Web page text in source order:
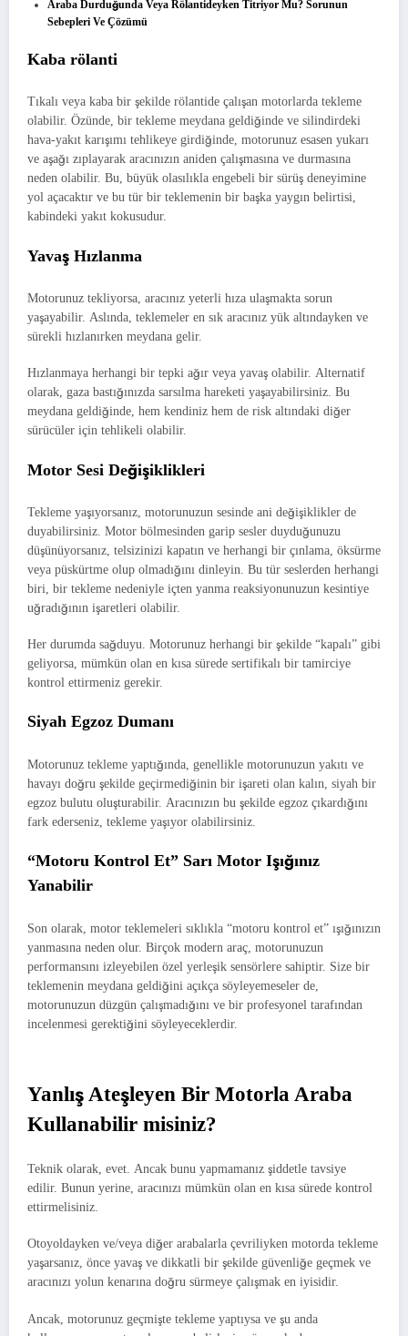
Araba Durduğunda Veya Rölantideyken Titriyor Mu? Sorunun
Sebepleri Ve Çözümü
Kaba rölanti
Tıkalı veya kaba bir şekilde rölantide çalışan motorlarda tekleme
olabilir. Özünde, bir tekleme meydana geldiğinde ve silindirdeki
hava-yakıt karışımı tehlikeye girdiğinde, motorunuz esasen yukarı
ve aşağı zıplayarak aracınızın aniden çalışmasına ve durmasına
neden olabilir. Bu, büyük olasılıkla engebeli bir sürüş deneyimine
yol açacaktır ve bu tür bir teklemenin bir başka yaygın belirtisi,
kabindeki yakıt kokusudur.
Yavaş Hızlanma
Motorunuz tekliyorsa, aracınız yeterli hıza ulaşmakta sorun
yaşayabilir. Aslında, teklemeler en sık aracınız yük altındayken ve
sürekli hızlanırken meydana gelir.
Hızlanmaya herhangi bir tepki ağır veya yavaş olabilir. Alternatif
olarak, gaza bastığınızda sarsılma hareketi yaşayabilirsiniz. Bu
meydana geldiğinde, hem kendiniz hem de risk altındaki diğer
sürücüler için tehlikeli olabilir.
Motor Sesi Değişiklikleri
Tekleme yaşıyorsanız, motorunuzun sesinde ani değişiklikler de
duyabilirsiniz. Motor bölmesinden garip sesler duyduğunuzu
düşünüyorsanız, telsizinizi kapatın ve herhangi bir çınlama, öksürme
veya püskürtme olup olmadığını dinleyin. Bu tür seslerden herhangi
biri, bir tekleme nedeniyle içten yanma reaksiyonunuzun kesintiye
uğradığının işaretleri olabilir.
Her durumda sağduyu. Motorunuz herhangi bir şekilde “kapalı” gibi
geliyorsa, mümkün olan en kısa sürede sertifikalı bir tamirciye
kontrol ettirmeniz gerekir.
Siyah Egzoz Dumanı
Motorunuz tekleme yaptığında, genellikle motorunuzun yakıtı ve
havayı doğru şekilde geçirmediğinin bir işareti olan kalın, siyah bir
egzoz bulutu oluşturabilir. Aracınızın bu şekilde egzoz çıkardığını
fark ederseniz, tekleme yaşıyor olabilirsiniz.
“Motoru Kontrol Et” Sarı Motor Işığınız
Yanabilir
Son olarak, motor teklemeleri sıklıkla “motoru kontrol et” ışığınızın
yanmasına neden olur. Birçok modern araç, motorunuzun
performansını izleyebilen özel yerleşik sensörlere sahiptir. Size bir
teklemenin meydana geldiğini açıkça söyleyemeseler de,
motorunuzun düzgün çalışmadığını ve bir profesyonel tarafından
incelenmesi gerektiğini söyleyeceklerdir.
Yanlış Ateşleyen Bir Motorla Araba
Kullanabilir misiniz?
Teknik olarak, evet. Ancak bunu yapmamanız şiddetle tavsiye
edilir. Bunun yerine, aracınızı mümkün olan en kısa sürede kontrol
ettirmelisiniz.
Otoyoldayken ve/veya diğer arabalarla çevriliyken motorda tekleme
yaşarsanız, önce yavaş ve dikkatli bir şekilde güvenliğe geçmek ve
aracınızı yolun kenarına doğru sürmeye çalışmak en iyisidir.
Ancak, motorunuz geçmişte tekleme yaptıysa ve şu anda